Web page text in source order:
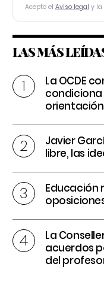
Acepto el Aviso legal y la
LAS MÁS
La OCDE
condiciona
Javier
libre, las
Educación
La
acuerdos
del